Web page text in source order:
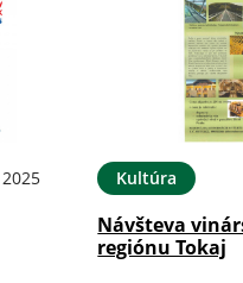
Kultúra
Návšteva
regiónu Tokaj